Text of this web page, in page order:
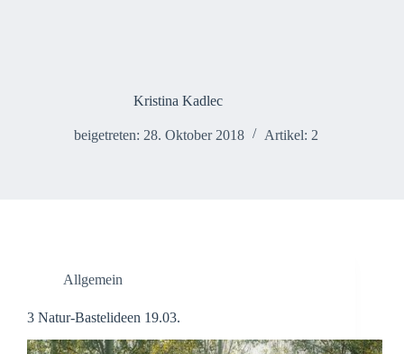
Kristina Kadlec
beigetreten: 28. Oktober 2018 Artikel: 2
Allgemein
3 Natur-Bastelideen 19.03.